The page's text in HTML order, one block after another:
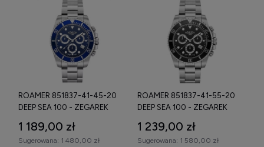
ROAMER 851837-41-45-20
DEEP SEA 100 - ZEGAREK
1 189,00 zł
Sugerowana: 1 480,00 zł
ROAMER 851837-41-55-20
DEEP SEA 100 - ZEGAREK
1 239,00 zł
Sugerowana: 1 580,00 zł